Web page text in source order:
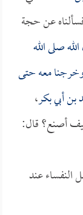
عن حجة
صلى الله
معه حتى
بن أبي بكر،
أصنع؟ قال:
النفساء عند